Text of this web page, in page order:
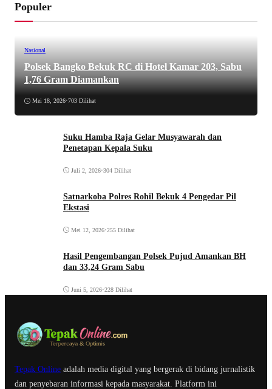
Populer
Nasional
Polsek Bangko Bekuk RC di Hotel Kamar 203, Sabu
1,76 Gram Diamankan
Mei 18, 2026•703 Dilihat
Suku Hamba Raja Gelar Musyawarah dan
Penetapan Kepala Suku
Juli 2, 2026•304 Dilihat
Satnarkoba Polres Rohil Bekuk 4 Pengedar Pil
Ekstasi
Mei 12, 2026•255 Dilihat
Hasil Pengembangan Polsek Pujud Amankan BH
dan 33,24 Gram Sabu
Juni 5, 2026•228 Dilihat
Tepak Online adalah media digital yang bergerak di bidang jurnalistik
dan penyebaran informasi kepada masyarakat. Platform ini